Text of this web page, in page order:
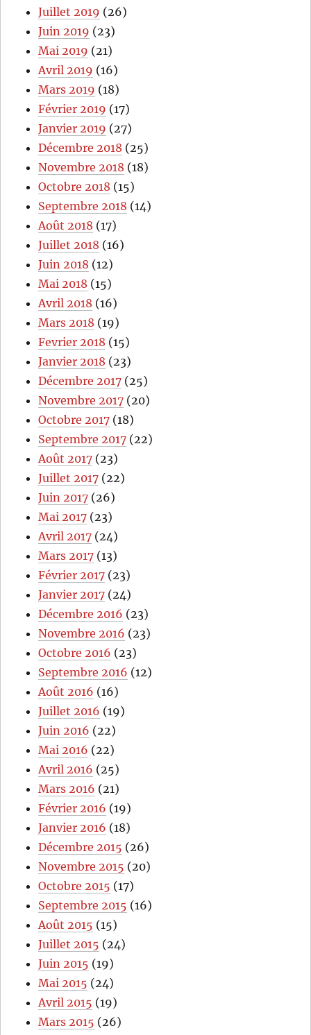
Juillet 2019 (26)
Juin 2019 (23)
Mai 2019 (21)
Avril 2019 (16)
Mars 2019 (18)
Février 2019 (17)
Janvier 2019 (27)
Décembre 2018 (25)
Novembre 2018 (18)
Octobre 2018 (15)
Septembre 2018 (14)
Août 2018 (17)
Juillet 2018 (16)
Juin 2018 (12)
Mai 2018 (15)
Avril 2018 (16)
Mars 2018 (19)
Fevrier 2018 (15)
Janvier 2018 (23)
Décembre 2017 (25)
Novembre 2017 (20)
Octobre 2017 (18)
Septembre 2017 (22)
Août 2017 (23)
Juillet 2017 (22)
Juin 2017 (26)
Mai 2017 (23)
Avril 2017 (24)
Mars 2017 (13)
Février 2017 (23)
Janvier 2017 (24)
Décembre 2016 (23)
Novembre 2016 (23)
Octobre 2016 (23)
Septembre 2016 (12)
Août 2016 (16)
Juillet 2016 (19)
Juin 2016 (22)
Mai 2016 (22)
Avril 2016 (25)
Mars 2016 (21)
Février 2016 (19)
Janvier 2016 (18)
Décembre 2015 (26)
Novembre 2015 (20)
Octobre 2015 (17)
Septembre 2015 (16)
Août 2015 (15)
Juillet 2015 (24)
Juin 2015 (19)
Mai 2015 (24)
Avril 2015 (19)
Mars 2015 (26)